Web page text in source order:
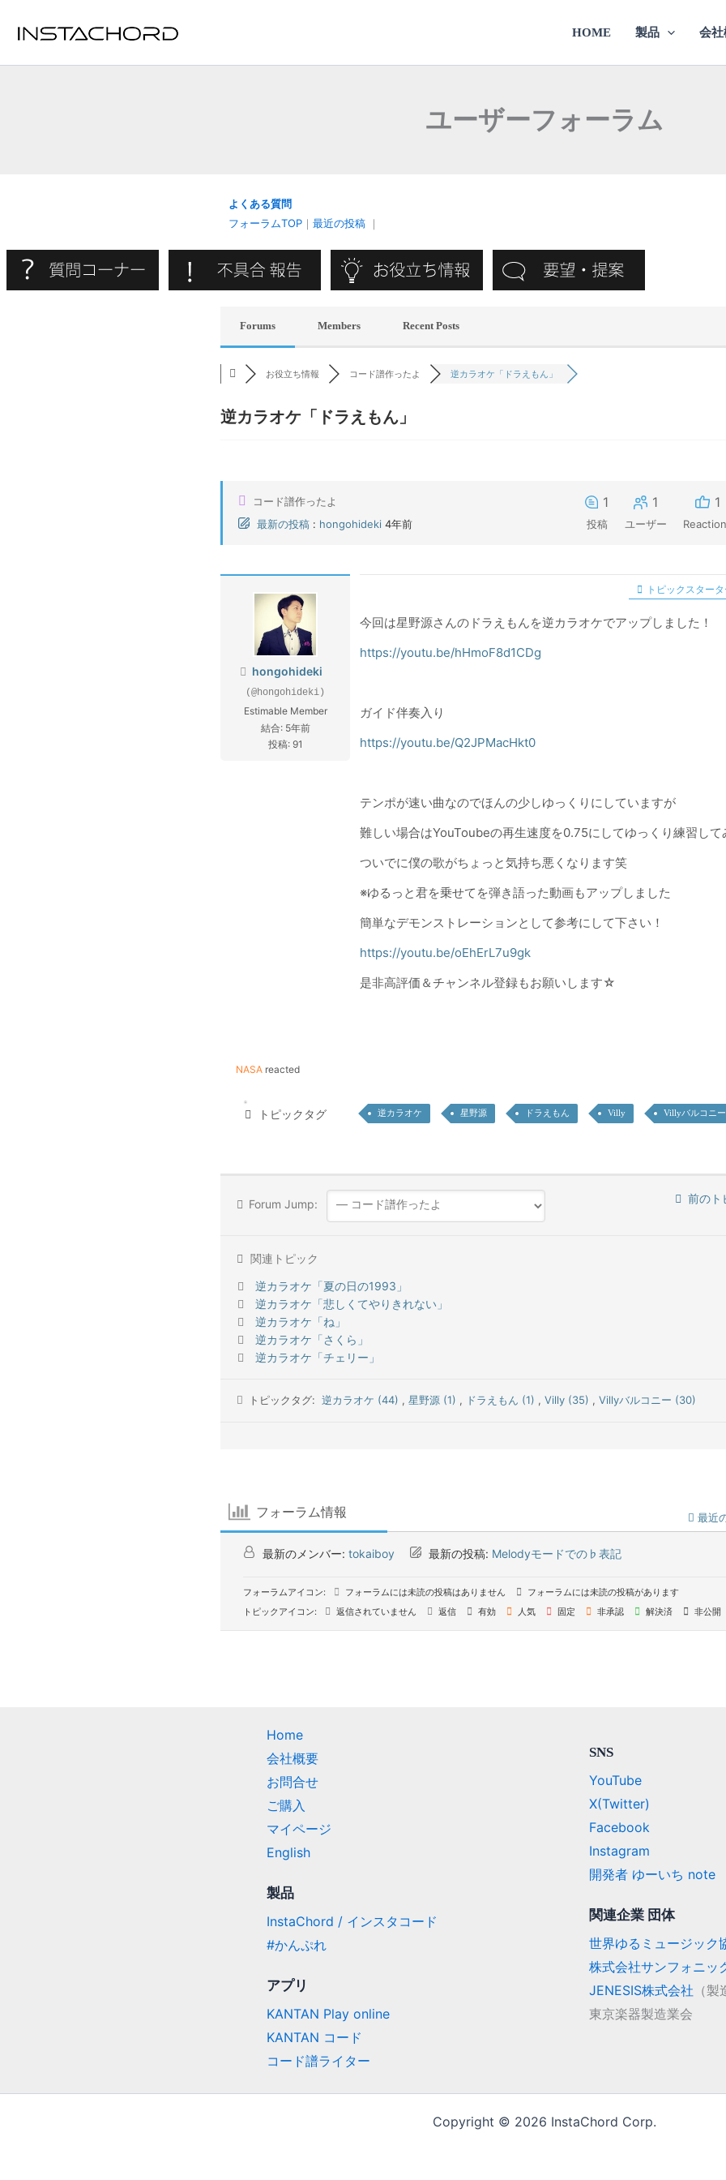
HOME 製品 会社
ユーザーフォーラム
よくある質問
フォーラムTOP ｜ 最近の投稿 ｜
Forums Members Recent Posts
お役立ち情報 コード譜作ったよ 逆カラオケ「ドラえもん」
逆カラオケ「ドラえもん」
コード譜作ったよ
最新の投稿 : hongohideki 4年前
1
投稿
1
ユーザー
1
hongohideki
(@hongohideki)
Estimable Member
結合: 5年前
投稿: 91
トピックスタータ
今回は星野源さんのドラえもんを逆カラオケでアップしました！
https://youtu.be/hHmoF8d1CDg
ガイド伴奏入り
https://youtu.be/Q2JPMacHkt0
テンポが速い曲なのでほんの少しゆっくりにしていますが
難しい場合はYouToubeの再生速度を0.75にしてゆっくり練習して
ついでに僕の歌がちょっと気持ち悪くなります笑
※ゆるっと君を乗せてを弾き語った動画もアップしました
簡単なデモンストレーションとして参考にして下さい！
https://youtu.be/oEhErL7u9gk
是非高評価＆チャンネル登録もお願いします☆
NASA reacted
トピックタグ 逆カラオケ 星野源 ドラえもん Villy Villyバルコニー
Forum Jump: 前のト
関連トピック
逆カラオケ「夏の日の1993」
逆カラオケ「悲しくてやりきれない」
逆カラオケ「ね」
逆カラオケ「さくら」
逆カラオケ「チェリー」
トピックタグ: 逆カラオケ (44) , 星野源 (1) , ドラえもん (1) , Villy (35) , Villyバルコニー (30)
フォーラム情報 最近
最新のメンバー: tokaiboy 最新の投稿: Melodyモードでの♭表記
フォーラムアイコン: フォーラムには未読の投稿はありません
フォーラムには未読の投稿があります
トピックアイコン:
返信されていません 返信 有効 人気 固定 非承認 解決済 非公開
Home
会社概要
お問合せ
ご購入
マイページ
English
製品
InstaChord / インスタコード
#かんぷれ
アプリ
KANTAN Play online
KANTAN コード
コード譜ライター
SNS
YouTube
X(Twitter)
Facebook
Instagram
開発者 ゆーいち note
関連企業 団体
世界ゆるミュージック
株式会社サンフォニッ
JENESIS株式会社 （製
東京楽器製造業会
Copyright © 2026 InstaChord Corp.